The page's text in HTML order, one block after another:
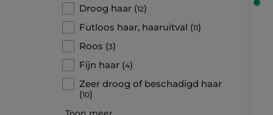
Droog haar (12)
Futloos haar, haaruitval (11)
Roos (3)
Fijn haar (4)
Zeer droog of beschadigd haar
(10)